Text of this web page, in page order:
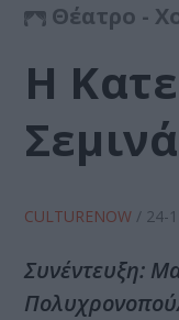
Θέατρο -
Η
CULTURENOW / 24-
Συνέντευξη: